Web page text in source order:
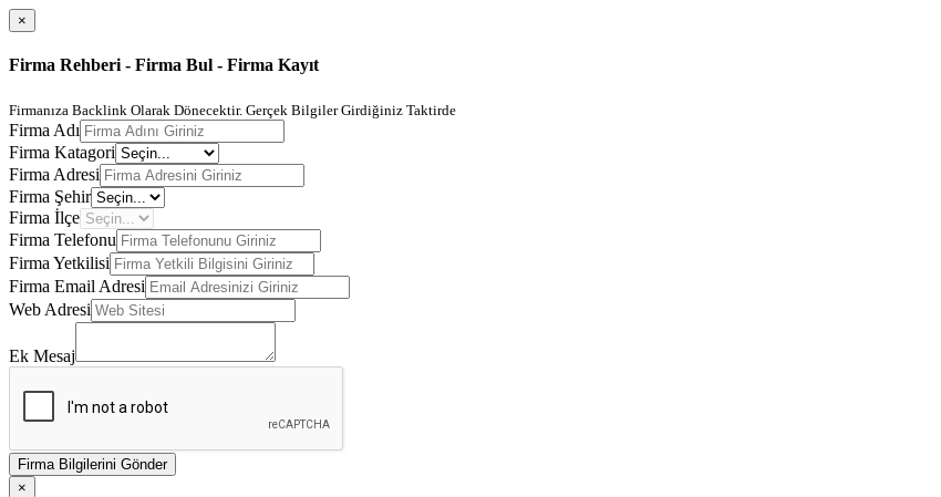
×
Firma Rehberi - Firma Bul - Firma Kayıt
Firmanıza Backlink Olarak Dönecektir. Gerçek Bilgiler Girdiğiniz Taktirde
Firma Adı
Firma Katagori
Firma Adresi
Firma Şehir
Firma İlçe
Firma Telefonu
Firma Yetkilisi
Firma Email Adresi
Web Adresi
Ek Mesaj
Firma Bilgilerini Gönder
×